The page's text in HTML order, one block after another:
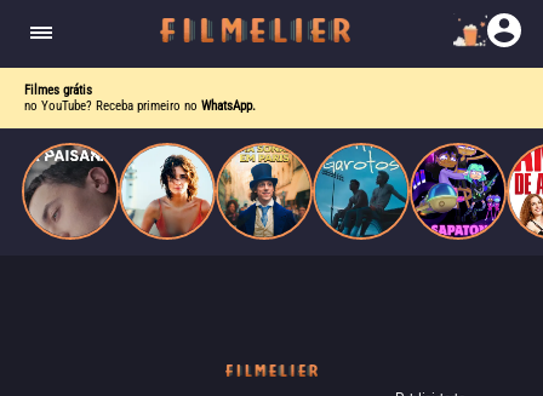
Filmes grátis
no YouTube? Receba primeiro no WhatsApp.
quando se apaixona por um de seus alvos.